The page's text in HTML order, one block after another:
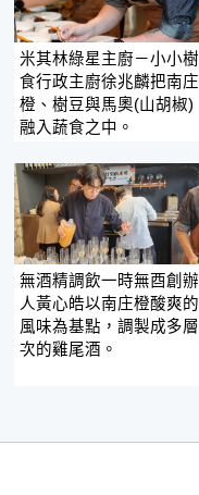
米其林綠星主廚－小小樹
食行政主廚徐兆麟把南庄
橙、樹豆與馬奧(山胡椒)
融入蔬食之中。
無酒精調飲一時無酉創辦
人黃心皓以南庄橙酸爽的
風味為基點，調製成多層
次的雞尾酒。